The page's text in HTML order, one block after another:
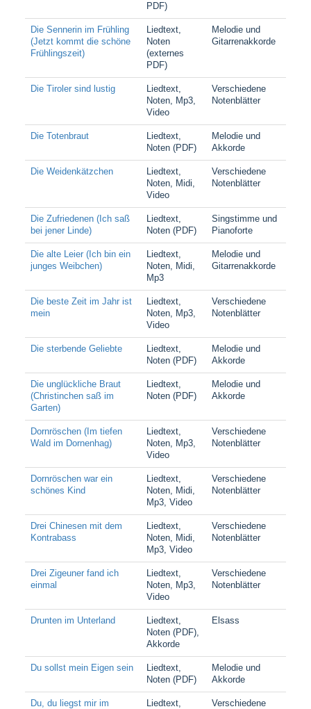
PDF)
Die Sennerin im Frühling
(Jetzt kommt die schöne
Frühlingszeit)
Liedtext,
Noten
(externes
PDF)
Melodie und
Gitarrenakkorde
Die Tiroler sind lustig
Liedtext,
Noten, Mp3,
Video
Verschiedene
Notenblätter
Die Totenbraut
Liedtext,
Noten (PDF)
Melodie und
Akkorde
Die Weidenkätzchen
Liedtext,
Noten, Midi,
Video
Verschiedene
Notenblätter
Die Zufriedenen (Ich saß
bei jener Linde)
Liedtext,
Noten (PDF)
Singstimme und
Pianoforte
Die alte Leier (Ich bin ein
junges Weibchen)
Liedtext,
Noten, Midi,
Mp3
Melodie und
Gitarrenakkorde
Die beste Zeit im Jahr ist
mein
Liedtext,
Noten, Mp3,
Video
Verschiedene
Notenblätter
Die sterbende Geliebte
Liedtext,
Noten (PDF)
Melodie und
Akkorde
Die unglückliche Braut
(Christinchen saß im
Garten)
Liedtext,
Noten (PDF)
Melodie und
Akkorde
Dornröschen (Im tiefen
Wald im Dornenhag)
Liedtext,
Noten, Mp3,
Video
Verschiedene
Notenblätter
Dornröschen war ein
schönes Kind
Liedtext,
Noten, Midi,
Mp3, Video
Verschiedene
Notenblätter
Drei Chinesen mit dem
Kontrabass
Liedtext,
Noten, Midi,
Mp3, Video
Verschiedene
Notenblätter
Drei Zigeuner fand ich
einmal
Liedtext,
Noten, Mp3,
Video
Verschiedene
Notenblätter
Drunten im Unterland
Liedtext,
Noten (PDF),
Akkorde
Elsass
Du sollst mein Eigen sein
Liedtext,
Noten (PDF)
Melodie und
Akkorde
Du, du liegst mir im
Liedtext,
Verschiedene